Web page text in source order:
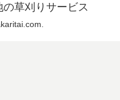
の草刈りサービス